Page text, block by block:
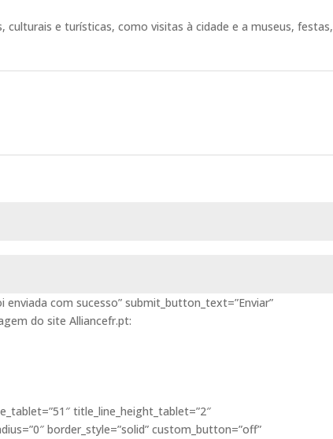
e turísticas, como visitas à cidade e a museus, festas,
enviada com sucesso” submit_button_text=”Enviar”
do site Alliancefr.pt:
title_line_height_tablet=”2″
border_style=”solid” custom_button=”off”